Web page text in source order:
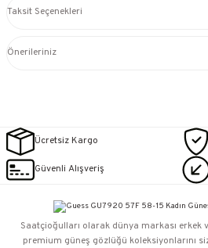
Taksit Seçenekleri
Önerileriniz
Ücretsiz Kargo
Güvenli Alışveriş
Saatçioğulları⁠ olarak dünya markası erkek
premium güneş gözlüğü koleksiyonlarını